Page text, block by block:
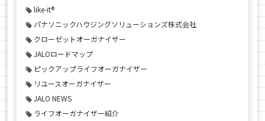
like-it®
パナソニックハウジングソリューションズ株式会社
クローゼットオーガナイザー
JALOロードマップ
ピックアップライフオーガナイザー
リユースオーガナイザー
JALO NEWS
ライフオーガナイザー紹介